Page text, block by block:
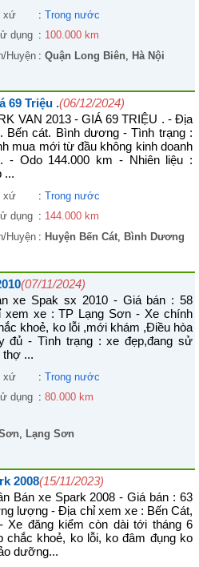
xứ : Trong nước
dụng : 100.000 km
Huyện : Quận Long Biên, Hà Nội
69 Triệu .(06/12/2024)
VAN 2013 - GIÁ 69 TRIỆU . - Địa
Bến cát. Bình dương - Tình trạng :
mua mới từ đầu không kinh doanh
- Odo 144.000 km - Nhiên liệu :
...
xứ : Trong nước
dụng : 144.000 km
Huyện : Huyện Bến Cát, Bình Dương
(07/11/2024)
xe Spak sx 2010 - Giá bán : 58
xem xe : TP Lạng Sơn - Xe chính
khoẻ, ko lỗi ,mới khám ,Điều hòa
đủ - Tình trạng : xe đẹp,đang sử
thợ ...
xứ : Trong nước
dụng : 80.000 km
, Lạng Sơn
2008(15/11/2023)
Bán xe Spark 2008 - Giá bán : 63
lượng - Địa chỉ xem xe : Bến Cát,
Xe đăng kiểm còn dài tới tháng 6
chắc khoẻ, ko lỗi, ko đâm đụng ko
dưỡng...